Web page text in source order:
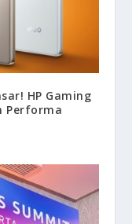
HP Gaming
Performa